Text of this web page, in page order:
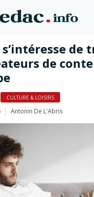
de
de
CULTURE & LOISIRS
Antonin De L'Abris